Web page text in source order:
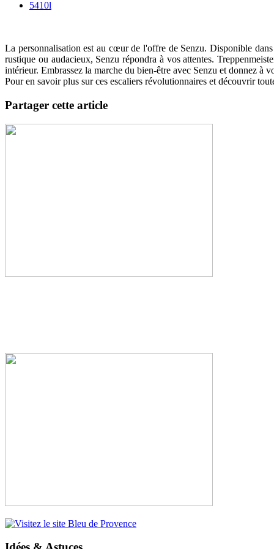
5410l
La personnalisation est au cœur de l'offre de Senzu. Disponible
rustique ou audacieux, Senzu répondra à vos attentes.
intérieur. Embrassez la marche du bien-être avec Senzu et donnez à
Pour en savoir plus sur ces escaliers révolutionnaires et découvrir
Partager cette article